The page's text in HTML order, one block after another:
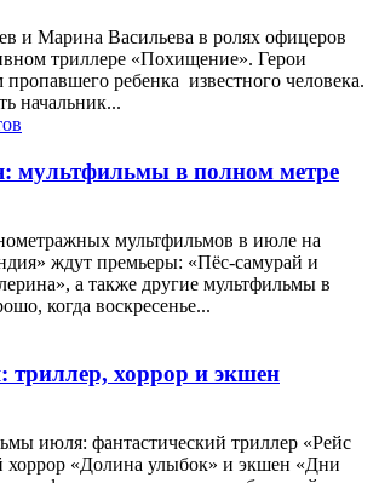
и Марина Васильева в ролях офицеров
триллере «Похищение». Герои
пропавшего ребенка известного человека.
начальник...
мультфильмы в полном метре
мультфильмов в июле на
ждут премьеры: «Пёс-самурай и
а также другие мультфильмы в
когда воскресенье...
хоррор и экшен
июля: фантастический триллер «Рейс
хоррор «Долина улыбок» и экшен «Дни